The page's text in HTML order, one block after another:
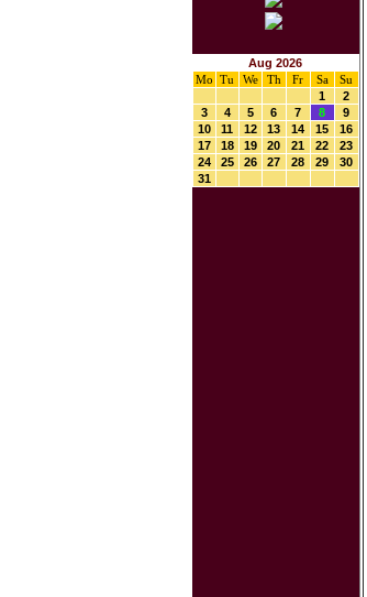
Aug 2026
Mo Tu We Th Fr Sa
Su
1
2
3
4 5 6 7 8
9
10
11 12 13 14 15
16
17
18 19 20 21 22
23
24
25 26 27 28 29
30
31